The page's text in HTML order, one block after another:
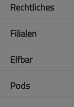
Rechtliches
Filialen
Elfbar
Pods